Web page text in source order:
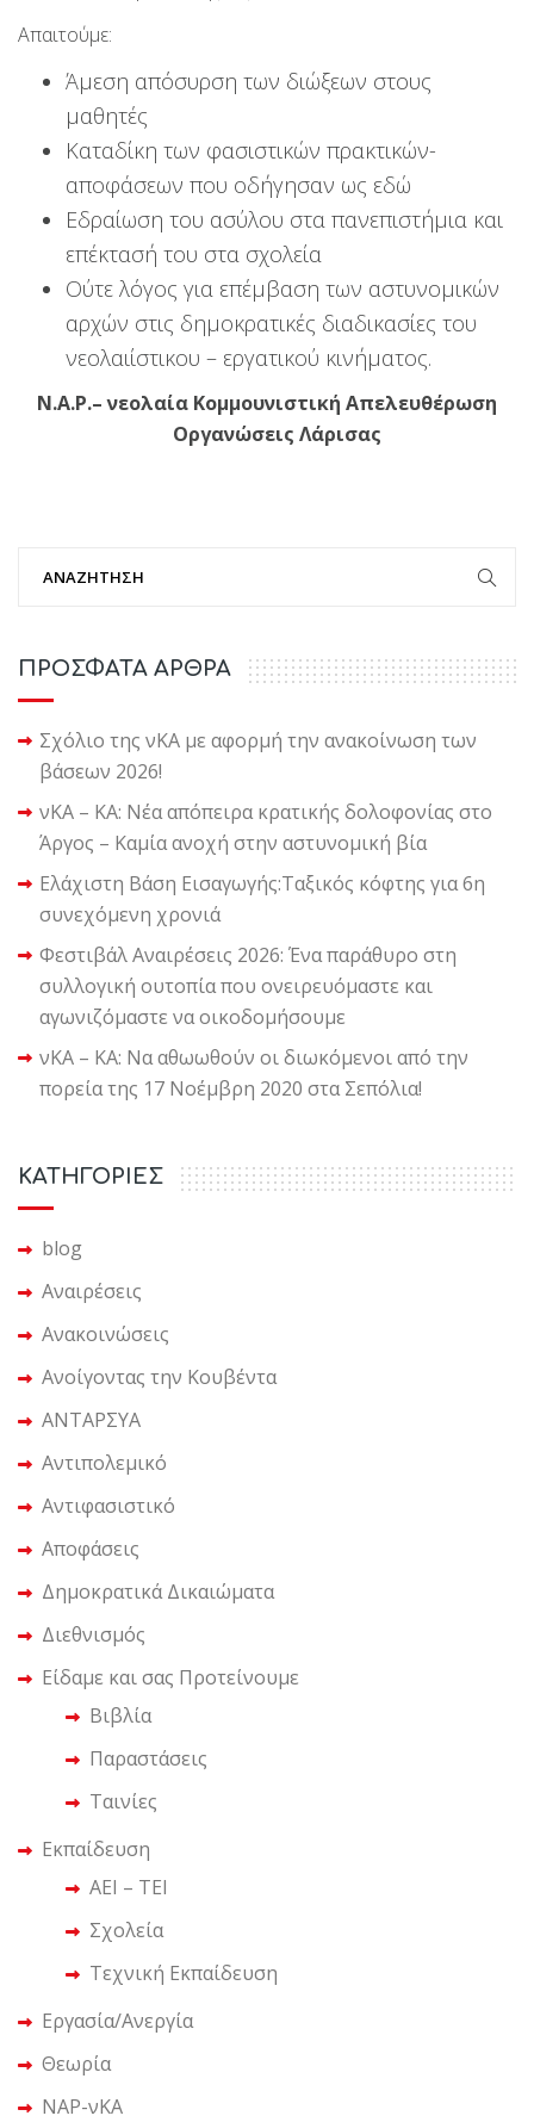
Απαιτούμε:
Άμεση απόσυρση των διώξεων στους
μαθητές
Καταδίκη των φασιστικών πρακτικών-
αποφάσεων που οδήγησαν ως εδώ
Εδραίωση του ασύλου στα πανεπιστήμια και
επέκτασή του στα σχολεία
Ούτε λόγος για επέμβαση των αστυνομικών
αρχών στις δημοκρατικές διαδικασίες του
νεολαιίστικου – εργατικού κινήματος.
Ν.Α.Ρ.– νεολαία Κομμουνιστική Απελευθέρωση
Οργανώσεις Λάρισας
ΠΡΟΣΦΑΤΑ ΑΡΘΡΑ
Σχόλιο της νΚΑ με αφορμή την ανακοίνωση των
βάσεων 2026!
νΚΑ – ΚΑ: Νέα απόπειρα κρατικής δολοφονίας στο
Άργος – Καμία ανοχή στην αστυνομική βία
Ελάχιστη Βάση Εισαγωγής:Ταξικός κόφτης για 6η
συνεχόμενη χρονιά
Φεστιβάλ Αναιρέσεις 2026: Ένα παράθυρο στη
συλλογική ουτοπία που ονειρευόμαστε και
αγωνιζόμαστε να οικοδομήσουμε
νΚΑ – ΚΑ: Να αθωωθούν οι διωκόμενοι από την
πορεία της 17 Νοέμβρη 2020 στα Σεπόλια!
KΑΤΗΓΟΡΙΕΣ
blog
Αναιρέσεις
Ανακοινώσεις
Ανοίγοντας την Κουβέντα
ΑΝΤΑΡΣΥΑ
Αντιπολεμικό
Αντιφασιστικό
Αποφάσεις
Δημοκρατικά Δικαιώματα
Διεθνισμός
Είδαμε και σας Προτείνουμε
Βιβλία
Παραστάσεις
Ταινίες
Εκπαίδευση
ΑΕΙ – ΤΕΙ
Σχολεία
Τεχνική Εκπαίδευση
Εργασία/Ανεργία
Θεωρία
ΝΑΡ-νΚΑ